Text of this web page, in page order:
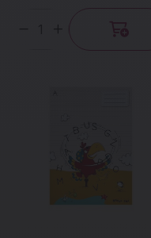
Količina